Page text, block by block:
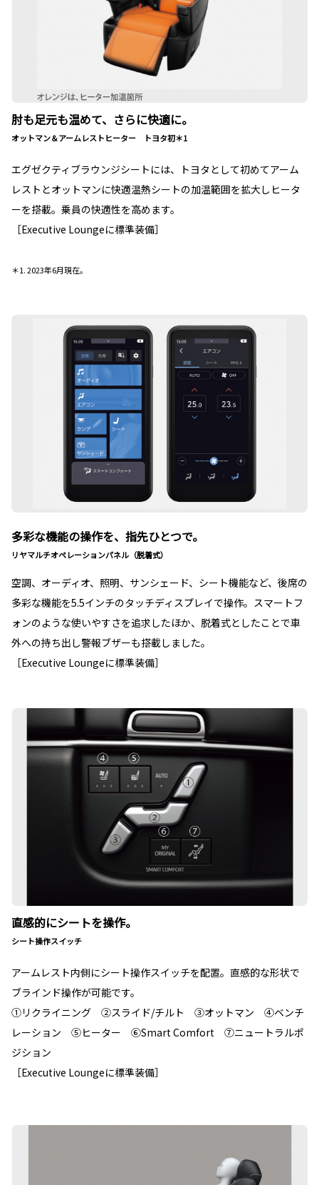
肘も足元も温めて、さらに快適に。
オットマン＆アームレストヒーター トヨタ初＊1
エグゼクティブラウンジシートには、トヨタとして初めてアーム
レストとオットマンに快適温熱シートの加温範囲を拡大しヒータ
ーを搭載。乗員の快適性を高めます。
［Executive Loungeに標準装備］
＊1. 2023年6月現在。
多彩な機能の操作を、指先ひとつで。
リヤマルチオペレーションパネル（脱着式）
空調、オーディオ、照明、サンシェード、シート機能など、後席の
多彩な機能を5.5インチのタッチディスプレイで操作。スマートフ
ォンのような使いやすさを追求したほか、脱着式としたことで車
外への持ち出し警報ブザーも搭載しました。
［Executive Loungeに標準装備］
直感的にシートを操作。
シート操作スイッチ
アームレスト内側にシート操作スイッチを配置。直感的な形状で
ブラインド操作が可能です。
①リクライニング ②スライド/チルト ③オットマン ④ベンチ
レーション ⑤ヒーター ⑥Smart Comfort ⑦ニュートラルポ
ジション
［Executive Loungeに標準装備］